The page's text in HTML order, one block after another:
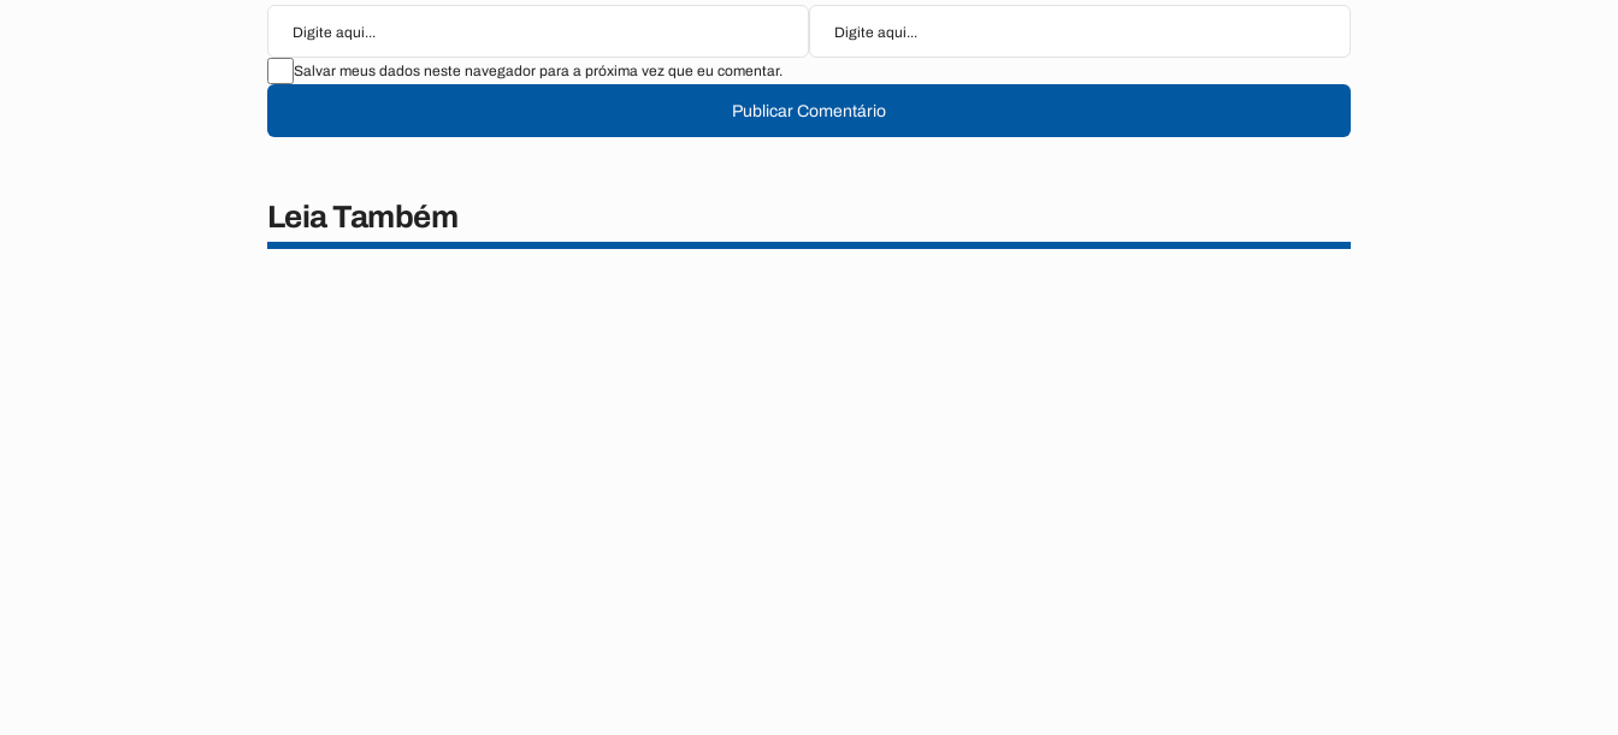
Salvar meus dados neste navegador para a próxima vez que eu comentar.
Publicar Comentário
Leia Também